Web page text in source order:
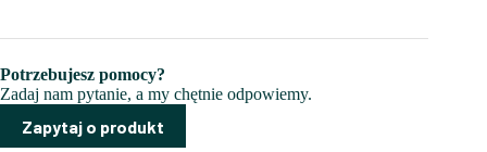
Potrzebujesz pomocy?
Zadaj nam pytanie, a my chętnie odpowiemy.
Zapytaj o produkt